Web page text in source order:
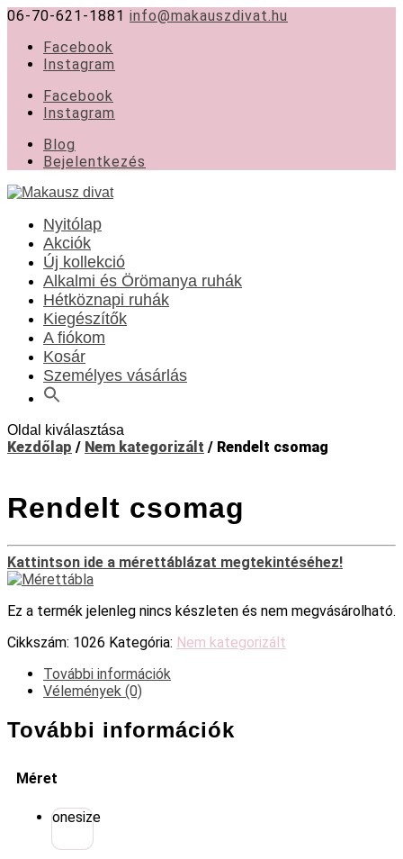
06-70-621-1881 info@makauszdivat.hu
Facebook
Instagram
Facebook
Instagram
Blog
Bejelentkezés
Nyitólap
Akciók
Új kollekció
Alkalmi és Örömanya ruhák
Hétköznapi ruhák
Kiegészítők
A fiókom
Kosár
Személyes vásárlás
Oldal kiválasztása
Kezdőlap / Nem kategorizált / Rendelt csomag
Rendelt csomag
Kattintson ide a mérettáblázat megtekintéséhez!
Ez a termék jelenleg nincs készleten és nem megvásárolható.
Cikkszám: 1026 Kategória: Nem kategorizált
További információk
Vélemények (0)
További információk
Méret
onesize